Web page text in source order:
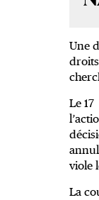
Une
Le
viole
La